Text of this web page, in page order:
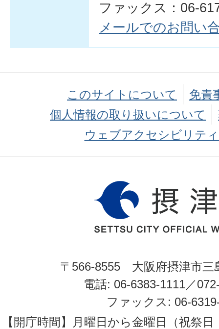
ファックス：06-
メールでのお問い
このサイトについて
免責
個人情報の取り扱いについて
ウェブアクセシビリテ
〒566-8555 大阪府摂津市三
電話: 06-6383-1111／
ファックス: 06-
【開庁時間】月曜日から金曜日（祝祭